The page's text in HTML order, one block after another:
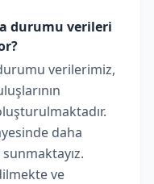
durumu verileri
verilerimiz,
daha
ve